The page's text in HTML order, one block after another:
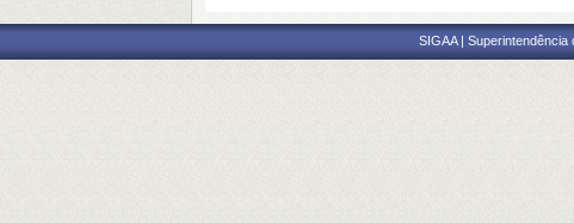
SIGAA |